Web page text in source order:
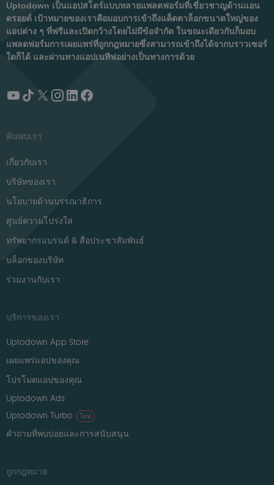
Uptodown เป็นแอปสโตร์แบบหลายแพลตฟอร์มที่เชี่ยวชาญด้านแอน
ดรอยด์ เป้าหมายของเราคือมอบการเข้าถึงแค็ตตาล็อกขนาดใหญ่ของ
แอปต่าง ๆ ที่ฟรีและเปิดกว้างโดยไม่มีข้อจำกัด ในขณะเดียวกันก็มอบ
แพลตฟอร์มการเผยแพร่ที่ถูกกฎหมายซึ่งสามารถเข้าถึงได้จากบราวเซอร์
ใดก็ได้ และผ่านทางแอปเนทีฟอย่างเป็นทางการด้วย
ค้นพบเรา
เกี่ยวกับเรา
บริษัทของเรา
นโยบายด้านบรรณาธิการ
ศูนย์ความโปร่งใส
ทรัพยากรแบรนด์ & สื่อประชาสัมพันธ์
บล็อกของบริษัท
ร่วมงานกับเรา
บริการของเรา
Uptodown App Store
เผยแพร่แอปของคุณ
โปรโมตแอปของคุณ
Uptodown Ads
Uptodown Turbo
ใหม่
คำถามที่พบบ่อยและการสนับสนุน
ถูกกฎหมาย